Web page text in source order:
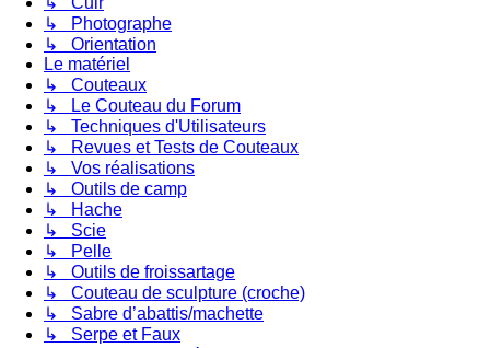
↳ Photographe
↳ Orientation
Le matériel
↳ Couteaux
↳ Le Couteau du Forum
↳ Techniques d'Utilisateurs
↳ Revues et Tests de Couteaux
↳ Vos réalisations
↳ Outils de camp
↳ Hache
↳ Scie
↳ Pelle
↳ Outils de froissartage
↳ Couteau de sculpture (croche)
↳ Sabre d’abattis/machette
↳ Serpe et Faux